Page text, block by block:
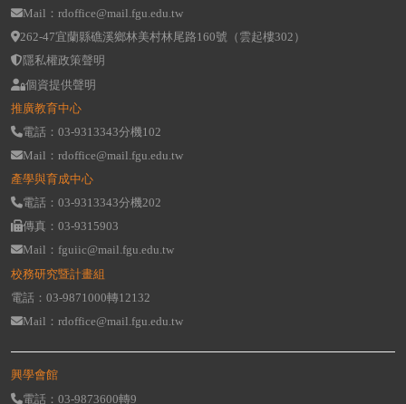
Mail：rdoffice@mail.fgu.edu.tw
262-47宜蘭縣礁溪鄉林美村林尾路160號（雲起樓302）
隱私權政策聲明
個資提供聲明
推廣教育中心
電話：03-9313343分機102
Mail：rdoffice@mail.fgu.edu.tw
產學與育成中心
電話：03-9313343分機202
傳真：03-9315903
Mail：fguiic@mail.fgu.edu.tw
校務研究暨計畫組
電話：03-9871000轉12132
Mail：rdoffice@mail.fgu.edu.tw
興學會館
電話：03-9873600轉9